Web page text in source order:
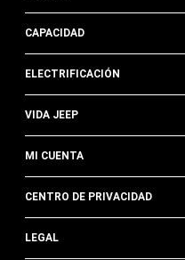
CAPACIDAD
ELECTRIFICACIÓN
VIDA JEEP
MI CUENTA
CENTRO DE PRIVACIDAD
LEGAL